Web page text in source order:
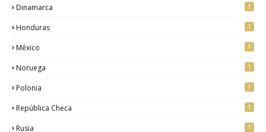
Dinamarca 1
Honduras 1
México 1
Noruega 1
Polonia 1
República Checa 1
Rusia 1